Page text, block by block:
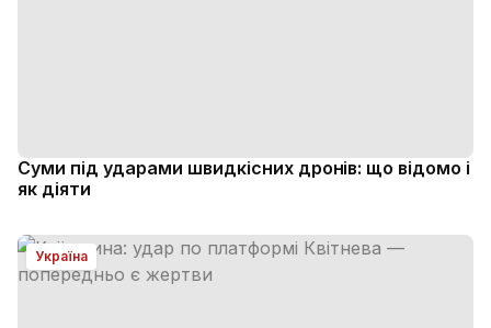
Суми під ударами швидкісних дронів: що відомо і
як діяти
Україна